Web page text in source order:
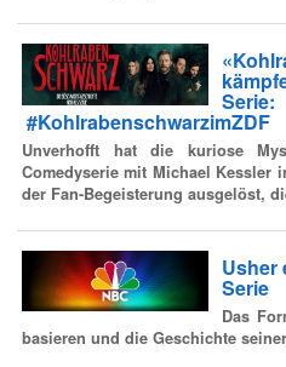
Serie:
#KohlrabenschwarzimZDF
Unverhofft hat die kuriose
Comedyserie mit Michael Kessler
der Fan-Begeisterung ausgelöst,
Usher
Serie
Das
basieren und die Geschichte